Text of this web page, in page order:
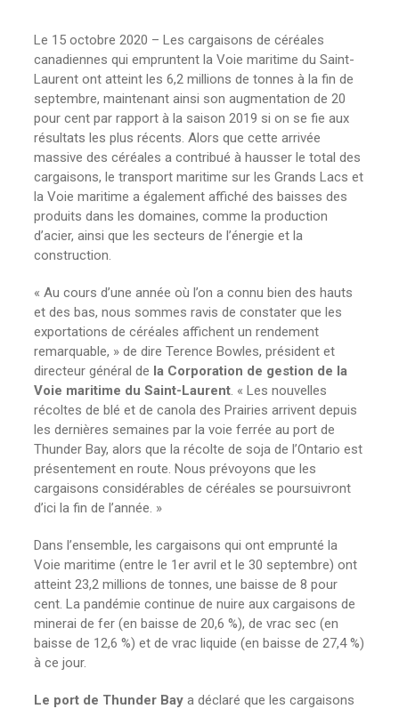
Le 15 octobre 2020 – Les cargaisons de céréales
canadiennes qui empruntent la Voie maritime du Saint-
Laurent ont atteint les 6,2 millions de tonnes à la fin de
septembre, maintenant ainsi son augmentation de 20
pour cent par rapport à la saison 2019 si on se fie aux
résultats les plus récents. Alors que cette arrivée
massive des céréales a contribué à hausser le total des
cargaisons, le transport maritime sur les Grands Lacs et
la Voie maritime a également affiché des baisses des
produits dans les domaines, comme la production
d’acier, ainsi que les secteurs de l’énergie et la
construction.
« Au cours d’une année où l’on a connu bien des hauts
et des bas, nous sommes ravis de constater que les
exportations de céréales affichent un rendement
remarquable, » de dire Terence Bowles, président et
directeur général de la Corporation de gestion de la
Voie maritime du Saint-Laurent. « Les nouvelles
récoltes de blé et de canola des Prairies arrivent depuis
les dernières semaines par la voie ferrée au port de
Thunder Bay, alors que la récolte de soja de l’Ontario est
présentement en route. Nous prévoyons que les
cargaisons considérables de céréales se poursuivront
d’ici la fin de l’année. »
Dans l’ensemble, les cargaisons qui ont emprunté la
Voie maritime (entre le 1er avril et le 30 septembre) ont
atteint 23,2 millions de tonnes, une baisse de 8 pour
cent. La pandémie continue de nuire aux cargaisons de
minerai de fer (en baisse de 20,6 %), de vrac sec (en
baisse de 12,6 %) et de vrac liquide (en baisse de 27,4 %)
à ce jour.
Le port de Thunder Baya déclaré que les cargaisons